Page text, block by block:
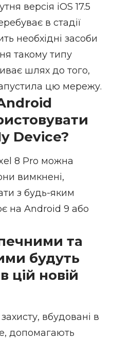
версія iOS 17.5
в стадії
необхідні засоби
такому типу
шлях до того,
цю мережу.
Device?
8 Pro можна
вимкнені,
з будь-яким
на Android 9 або
та
будуть
цій новій
вбудовані в
допомагають